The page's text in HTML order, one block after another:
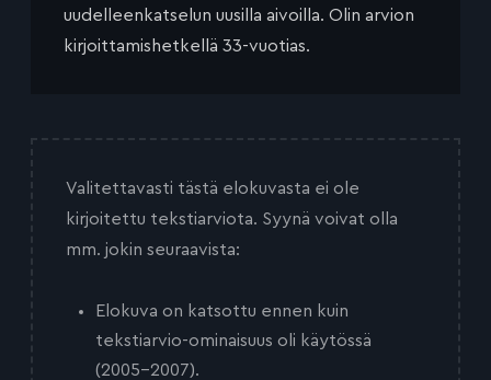
uudelleenkatselun uusilla aivoilla. Olin arvion
kirjoittamishetkellä 33-vuotias.
Valitettavasti tästä elokuvasta ei ole
kirjoitettu tekstiarviota. Syynä voivat olla
mm. jokin seuraavista:
Elokuva on katsottu ennen kuin
tekstiarvio-ominaisuus oli käytössä
(2005-2007).